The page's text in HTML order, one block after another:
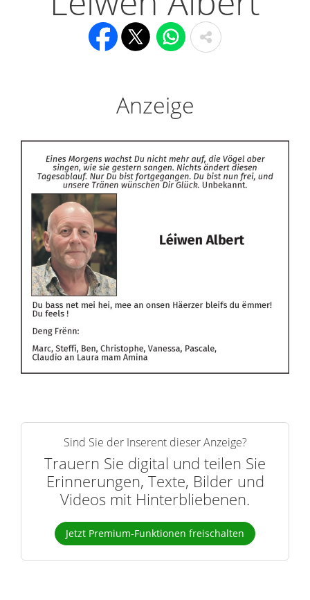
Anzeige
Sind Sie der Inserent dieser Anzeige?
Trauern Sie digital und teilen Sie
Erinnerungen, Texte, Bilder und
Videos mit Hinterbliebenen.
Jetzt Premium-Funktionen freischalten